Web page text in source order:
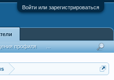
Войти или зарегистрироваться
профиля